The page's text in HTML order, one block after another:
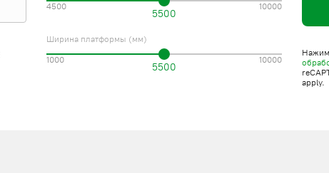
5500
4500 10000
Ширина платформы (мм)
5500
1000 10000
apply.